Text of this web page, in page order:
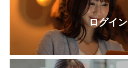
ログイン